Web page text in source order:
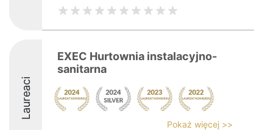
Laureaci
EXEC Hurtownia instalacyjno-
sanitarna
Pokaż więcej >>